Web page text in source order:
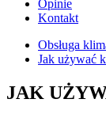
Opinie
Kontakt
Obsługa
Jak używać
JAK